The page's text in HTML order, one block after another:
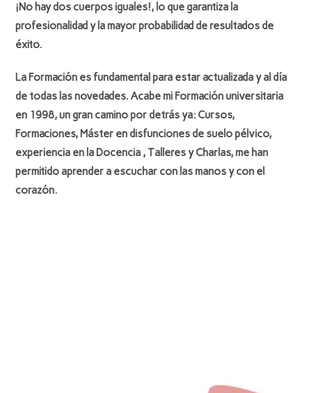
¡No hay dos cuerpos iguales!, lo que garantiza la
profesionalidad y la mayor probabilidad de resultados de
éxito.
La Formación es fundamental para estar actualizada y al día
de todas las novedades. Acabe mi Formación universitaria
en 1998, un gran camino por detrás ya: Cursos,
Formaciones, Máster en disfunciones de suelo pélvico,
experiencia en la Docencia , Talleres y Charlas, me han
permitido aprender a escuchar con las manos y con el
corazón.